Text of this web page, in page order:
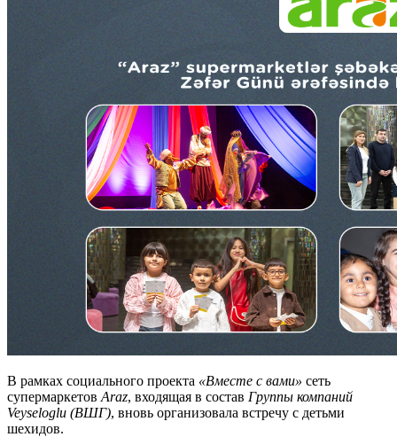
В рамках социального проекта «Вместе с вами» сеть
супермаркетов Araz, входящая в состав Группы компаний
Veyseloglu (ВШГ), вновь организовала встречу с детьми
шехидов.